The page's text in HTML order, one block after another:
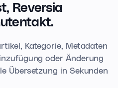
Reversia
Kategorie, Metadaten
oder Änderung
Übersetzung in Sekunden